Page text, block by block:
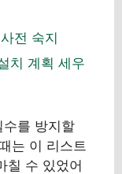
전 숙지
치 계획 세우
를 방지할
는 이 리스트
칠 수 있었어